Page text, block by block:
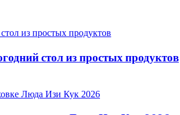
стол из простых продуктов